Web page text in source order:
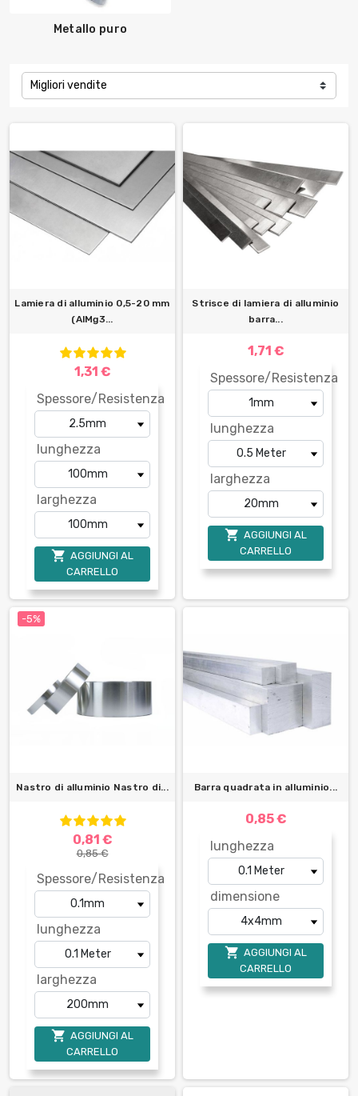
Metallo puro
Migliori vendite
Lamiera di alluminio 0,5-20 mm
(AlMg3...
1,31 €
Spessore/Resistenza
lunghezza
larghezza
 AGGIUNGI AL
CARRELLO
Strisce di lamiera di alluminio
barra...
1,71 €
Spessore/Resistenza
lunghezza
larghezza
 AGGIUNGI AL
CARRELLO
-5%
Nastro di alluminio Nastro di...
0,81 €
0,85 €
Spessore/Resistenza
lunghezza
larghezza
 AGGIUNGI AL
CARRELLO
Barra quadrata in alluminio...
0,85 €
lunghezza
dimensione
 AGGIUNGI AL
CARRELLO